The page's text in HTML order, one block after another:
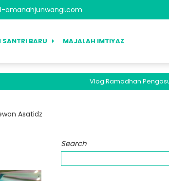
amanahjunwangi.com
SANTRI BARU MAJALAH IMTIYAZ
Vlog Ramadhan Pengasuh
Asatidz
Search